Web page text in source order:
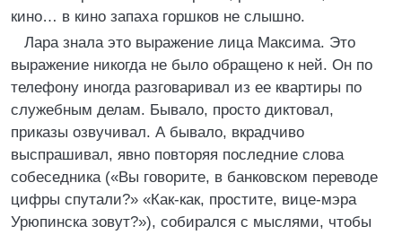
кино… в кино запаха горшков не слышно.
Лара знала это выражение лица Максима. Это
выражение никогда не было обращено к ней. Он по
телефону иногда разговаривал из ее квартиры по
служебным делам. Бывало, просто диктовал,
приказы озвучивал. А бывало, вкрадчиво
выспрашивал, явно повторяя последние слова
собеседника («Вы говорите, в банковском переводе
цифры спутали?» «Как-как, простите, вице-мэра
Урюпинска зовут?»), собирался с мыслями, чтобы